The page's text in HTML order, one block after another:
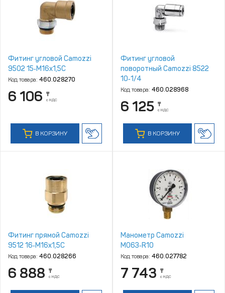
Фитинг угловой Camozzi
9502 15‑M16x1,5C
Код товара: 460.028270
6 106 ₸
с НДС
В КОРЗИНУ
Фитинг угловой
поворотный Camozzi 8522
10‑1/4
Код товара: 460.028968
6 125 ₸
с НДС
В КОРЗИНУ
Фитинг прямой Camozzi
9512 16‑M16x1,5C
Код товара: 460.028266
6 888 ₸
с НДС
Манометр Camozzi
M063‑R10
Код товара: 460.027782
7 743 ₸
с НДС